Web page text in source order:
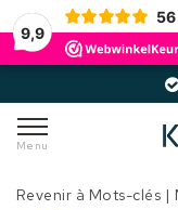
9,9
56
Menu
Revenir à Mots-clés |